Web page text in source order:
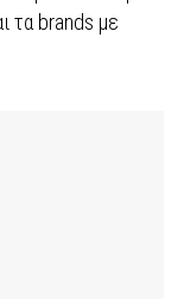
τα brands με